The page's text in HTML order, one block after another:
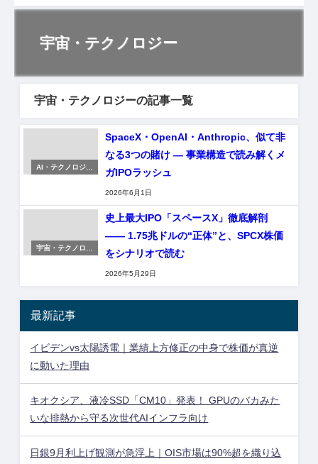
宇宙・テクノロジー
宇宙・テクノロジーの記事一覧
AI・テクノロジー
SpaceX・OpenAI・Anthropic、似て非
なる3つの賭け ― 事業構造で読み解くメ
ガIPOラッシュ
2026年6月1日
宇宙・テクノロジ
史上最大IPO「スペースX」徹底解剖
―― 1.75兆ドルの“正体”と、SPCX株価
をシナリオで読む
2026年5月29日
最新記事
イビデンvs太陽誘電｜業績上方修正の中身で株価が真逆
に動いた理由
キオクシア、液冷SSD「CM10」発表！ GPUのバカみた
いな排熱から守る次世代AIインフラ向け
日銀9月利上げ観測が急浮上｜OIS市場は90%超を織り込